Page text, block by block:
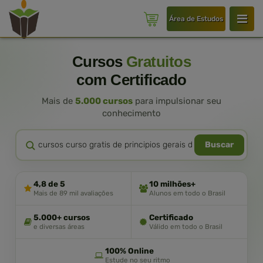
Área de Estudos
Cursos Gratuitos
com Certificado
Mais de 5.000 cursos para impulsionar seu
conhecimento
Buscar
4,8 de 5
Mais de 89 mil avaliações
10 milhões+
Alunos em todo o Brasil
5.000+ cursos
e diversas áreas
Certificado
Válido em todo o Brasil
100% Online
Estude no seu ritmo